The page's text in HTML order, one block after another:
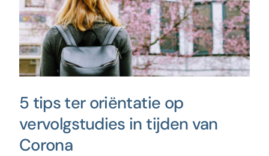
5 tips ter oriëntatie op
vervolgstudies in tijden van
Corona